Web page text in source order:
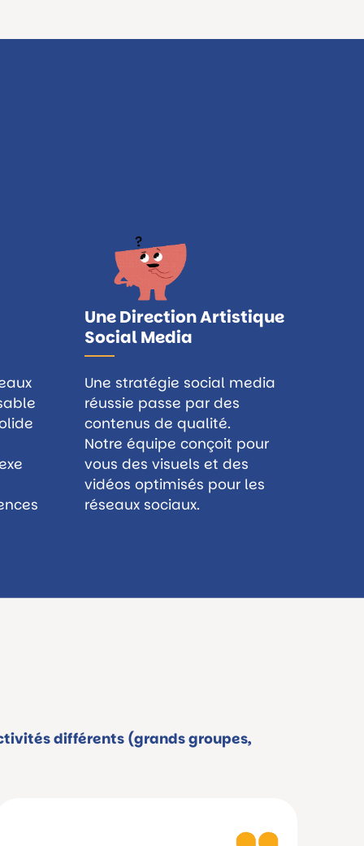
Une Direction Artistique
Social Media
Une stratégie social media
réussie passe par des
contenus de qualité.
Notre équipe conçoit pour
vous des visuels et des
vidéos optimisés pour les
réseaux sociaux.
différents (grands groupes,